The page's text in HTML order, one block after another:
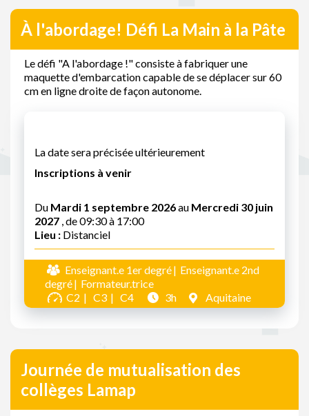
À l'abordage! Défi La Main à la Pâte
Le défi "A l'abordage !" consiste à fabriquer une
maquette d'embarcation capable de se déplacer sur 60
cm en ligne droite de façon autonome.
La date sera précisée ultérieurement
Inscriptions à venir
Du Mardi 1 septembre 2026au Mercredi 30 juin
2027 , de 09:30 à 17:00
Lieu : Distanciel
Enseignant.e 1er degré
Enseignant.e 2nd
degré
Formateur.trice
C2
C3 C4 3h Aquitaine
Journée de mutualisation des
collèges Lamap